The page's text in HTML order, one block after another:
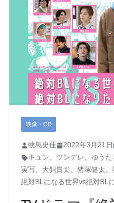
映像・CD
牧島史佳 2022年3月21日
キュン、 ツンデレ、 ゆうた
実写、 犬飼貴丈、 猪塚健太、
絶対BLになる世界vs絶対BL